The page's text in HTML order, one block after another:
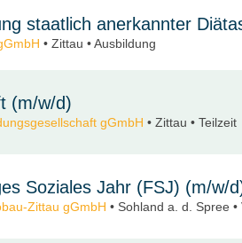
staatlich anerkannter
• Zittau • Ausbildung
(m/w/d)
gGmbH • Zittau • Teilzeit
Soziales Jahr (FSJ) (m/w/
Zittau gGmbH • Sohland a. d. Spree